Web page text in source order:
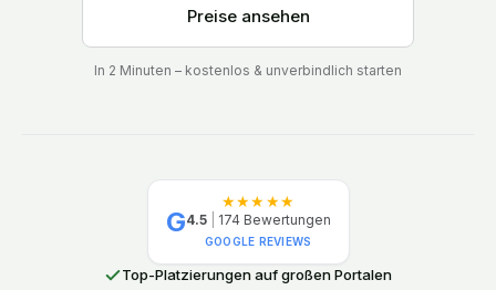
Preise ansehen
In 2 Minuten – kostenlos & unverbindlich starten
G
★★★★★
4.5 174 Bewertungen
GOOGLE REVIEWS
Top-Platzierungen auf großen Portalen